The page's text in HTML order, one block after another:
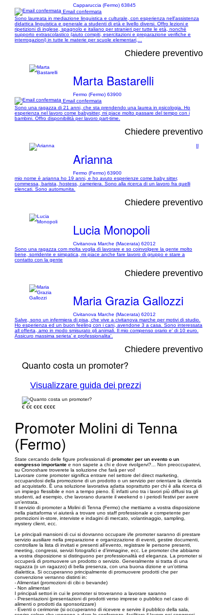
Capparuccia (Fermo) 63845
Email confermata
Sono laureata in mediazione linguistica e culturale, con esperienza nell'assistenza
didattica linguistica e generale a studenti di età e livello diversi. Offro lezioni e
ripetizioni di inglese, spagnolo e italiano per stranieri per tutte le età, nonché
supporto extrascolastico (aiuto compiti, esercitazioni e preparazione verifiche e
interrogazioni) in tutte le materie per scuole elementari,...
Chiedere preventivo
Marta Bastarelli
Fermo (Fermo) 63900
Email confermata
Sono una ragazza di 21 anni, che sta prendendo una laurea in psicologia. Ho
esperienza nel lavoro come babysitter, mi piace molto passare del tempo con i
bambini. Offro disponibilità per lavoro part-time.
Chiedere preventivo
Arianna
Fermo (Fermo) 63900
Il
mio nome è arianna ho 19 anni, e ho avuto esperienze come baby sitter,
commessa, barista, hostess, cameriera. Sono alla ricerca di un lavoro fra quelli
elencati. Sono automunita.
Chiedere preventivo
Lucia Monopoli
Civitanova Marche (Macerata) 62012
Sono una ragazza com molta voglia di lavorare e so coinvolgere la gente molto
bene, sorridente e simpatica, mi piace anche fare lavoro di gruppo e stare a
contatto con la gente
Chiedere preventivo
Maria Grazia Gallozzi
Civitanova Marche (Macerata) 62012
Salve, sono un infermiera di pisa, che vive a civitanova marche per motivi di studio.
Ho esperienza ed un buon feeling con i cani, avendone 3 a casa. Sono interessata
all offerta, amo in modo smisurato gli animali. Il mio compenso orario e' di 10 euro.
Assicuro massima serieta' e professionalita'.
Chiedere preventivo
Quanto costa un promoter?
Visualizzare guida dei prezzi
€ €€ €€€ €€€€
Promoter Molini di Tenna
(Fermo)
State cercando delle figure professionali di promoter per un evento o un
congresso importante e non sapete a chi e dove rivolgervi?... Non preoccupatevi,
su Cronoshare troverete la soluzione che farà per voi!
Lavorare come promoter significa entrare nel settore del direct marketing,
occupandosi della promozione di un prodotto o un servizio per orientare la clientela
ad acquistarlo. È una soluzione lavorativa adatta soprattutto per chi è alla ricerca di
un impiego flessibile e non a tempo pieno. È infatti uno tra i lavori più diffusi tra gli
studenti, ad esempio, che lavorano durante il weekend o i periodi festivi per avere
un'entrata.
Il servizio di promoter a Molini di Tenna (Fermo) che mettiamo a vostra disposizione
nella piattaforma vi aiuterà a trovare uno staff professionale e competente per
promozioni in-store, interviste e indagini di mercato, volantinaggio, sampling,
mystery client, ecc.
Le principali mansioni di cui si dovranno occupare i/le promoter saranno di prestare
servizio ausiliare nella preparazione e organizzazione di eventi, gestire documenti,
controllare la lista di invitati e presenti all’evento, registrare le persone presenti,
meeting, congressi, servizi fotografici e d’immagine, ecc. Le promoter che abbiamo
a vostra disposizione si distinguono per professionalità ed eleganza. La promoter si
occuperà di promuovere un prodotto o servizio. Generalmente si tratta di una
ragazza (o un ragazzo) di bella presenza, con una buona dizione e un’ottima
dialettica. Si occuperanno principalmente di promuovere prodotti che per
convenzione verranno distinti in:
- Alimentari (promozioni di cibi o bevande)
- Non alimentari
I principali settori in cui le promoter si troveranno a lavorare saranno
- Presentazioni (presentazioni di prodotti verso imprese o pubblico nel caso di
alimenti o prodotti da sponsorizzare)
- Eventi o cerimonie (si occuperanno di ricevere e servire il pubblico della sala,